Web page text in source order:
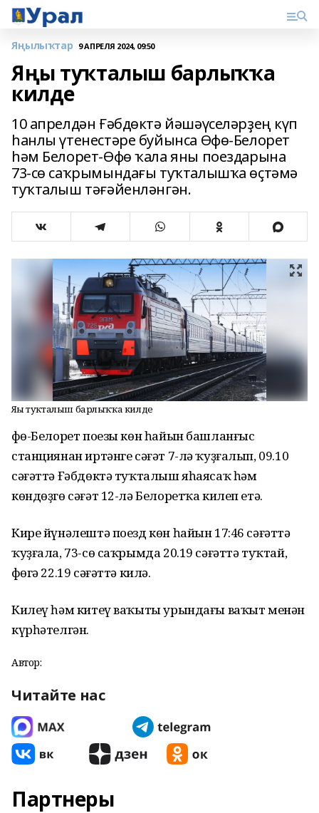
Яңылыҡтар 9 АПРЕЛЯ 2024, 09:50
Яңы туҡталыш барлыҡҡа
килде
10 апрелдән Ғәбдөктә йәшәүселәрҙең күп
һанлы үтенестәре буйынса Өфө-Белорет
һәм Белорет-Өфө ҡала яны поездарына
73-сө саҡрымындағы туҡталышҡа өҫтәмә
туҡталыш тәғәйенләнгән.
Яңы туҡталыш барлыҡҡа килде
Өфө-Белорет поезы көн һайын башланғыс
станциянан иртәнге сәғәт 7-лә ҡуҙғалып, 09.10
сәғәттә Ғәбдөктә туҡталыш яһаясаҡ һәм
көндөҙгө сәғәт 12-лә Белоретҡа килеп етә.
Кире йүнәлештә поезд көн һайын 17:46 сәғәттә
ҡуҙғала, 73-сө саҡрымда 20.19 сәғәттә туҡтай,
Өфөгә 22.19 сәғәттә килә.
Килеү һәм китеү ваҡыты урындағы ваҡыт менән
күрһәтелгән.
Автор:
Читайте нас
Партнеры